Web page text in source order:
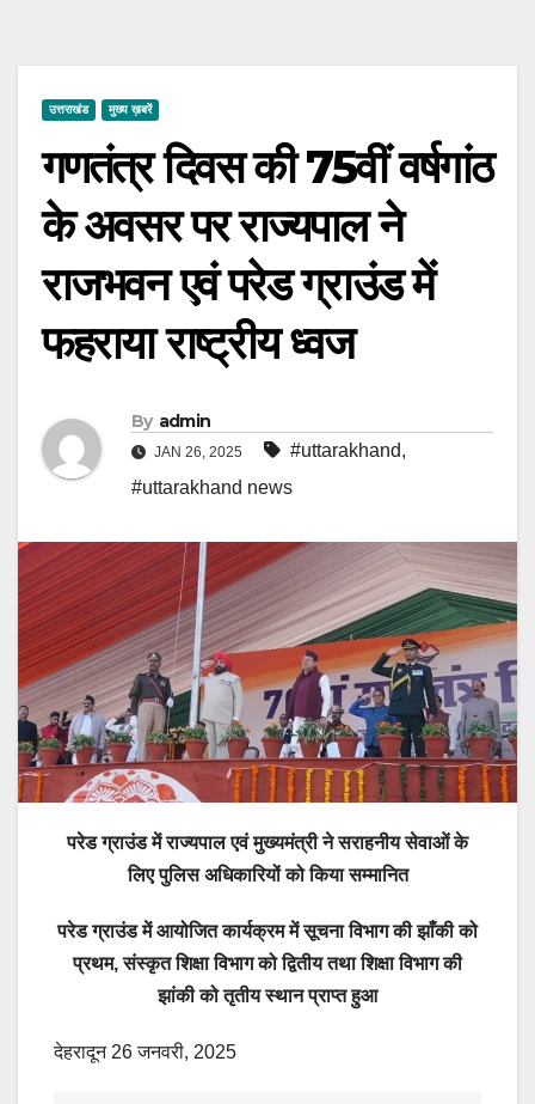
उत्तराखंड मुख्य ख़बरें
गणतंत्र दिवस की 75वीं वर्षगांठ
के अवसर पर राज्यपाल ने
राजभवन एवं परेड ग्राउंड में
फहराया राष्ट्रीय ध्वज
By admin
JAN 26, 2025 #uttarakhand,
#uttarakhand news
परेड ग्राउंड में राज्यपाल एवं मुख्यमंत्री ने सराहनीय सेवाओं के
लिए पुलिस अधिकारियों को किया सम्मानित
परेड ग्राउंड में आयोजित कार्यक्रम में सूचना विभाग की झाँकी को
प्रथम, संस्कृत शिक्षा विभाग को द्वितीय तथा शिक्षा विभाग की
झांकी को तृतीय स्थान प्राप्त हुआ
देहरादून 26 जनवरी, 2025